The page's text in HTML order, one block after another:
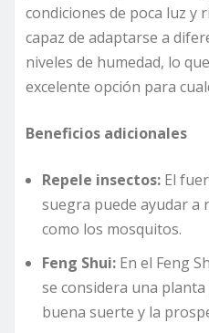
condiciones de poca luz y
capaz de adaptarse a
niveles de humedad, lo
excelente opción para
Beneficios adicionales
Repele insectos: El
suegra puede ayudar a
como los mosquitos.
Feng Shui: En el Feng
se considera una
buena suerte y la